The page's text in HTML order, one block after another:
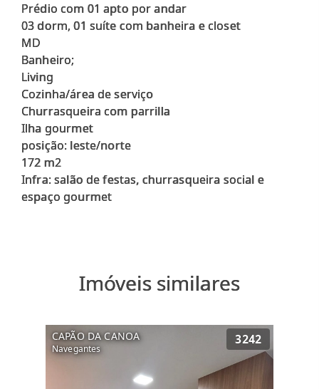
Prédio com 01 apto por andar
03 dorm, 01 suíte com banheira e closet
MD
Banheiro;
Living
Cozinha/área de serviço
Churrasqueira com parrilla
Ilha gourmet
posição: leste/norte
172 m2
Infra: salão de festas, churrasqueira social e
Imóveis similares
CAPÃO DA CANOA
Navegantes
3242